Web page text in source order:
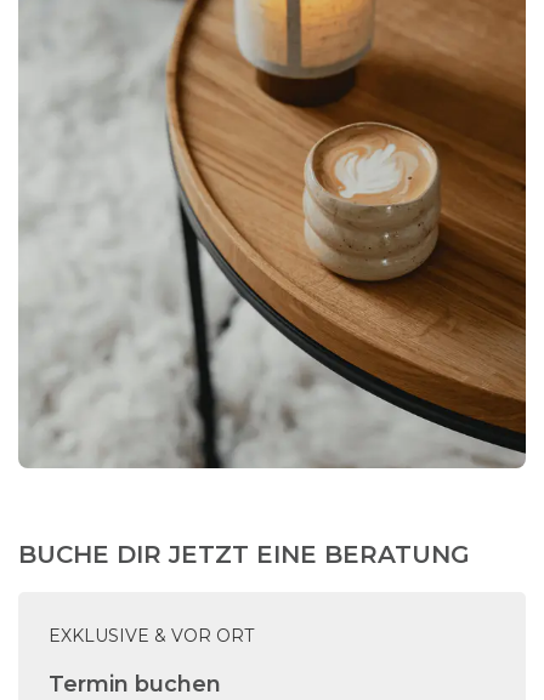
BUCHE DIR JETZT EINE BERATUNG
EXKLUSIVE & VOR ORT
Termin buchen